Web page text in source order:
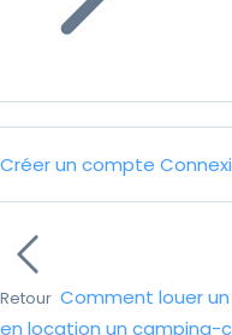
Créer un compte
Retour Comment louer
en location un camping-